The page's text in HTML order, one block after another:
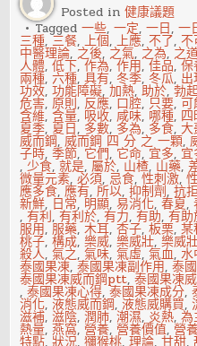
求
饒
命
Posted in健康議題
Tagged一些,一定,一日,一
三種,三餐,上個,上應,不了,不
中醫理論, 之後, 之氣, 之為, 之
人體,低下,作為,作用,佳品,保
兩種,六種,具有,冬季,冬瓜,
功效,功能障礙,加熱,助於,勃
危害,原則, 反應, 口腔, 只要,可
含維,含量, 吸收,咸味, 哪種,
夏季, 夏日, 多數, 多為, 多食,大
威而鋼,威而鋼 四 分 之 一顆,
子時,季節, 它們, 它命,宜多,宜
,少食,就是,屬於, 山楂, 山藥,
微量元素,必須, 忌食,性刺激,
應多食,應有,所以,抑制劑,抗
新鮮, 日常, 明顯,易消化,春夏,
,有利,有利於,有力,有助,有助
服用,服藥,木耳,杏子,板栗,某
桃子,構成,樂威,樂威壯,樂威
殺人,氣之,氣味,氣虛,氣血,水
泰國果凍,泰國果凍副作用,泰
泰國果凍威而鋼ptt,泰國果凍
,泰國果凍心得,泰國果凍成分,
消化,液態威而鋼,液態威購買,
滋補,滋陰,潤肺,潮濕, 炎熱,為
熱量,燕窩,營養,營養價值,營
特點,狀況,獼猴桃,理論,甘甜,